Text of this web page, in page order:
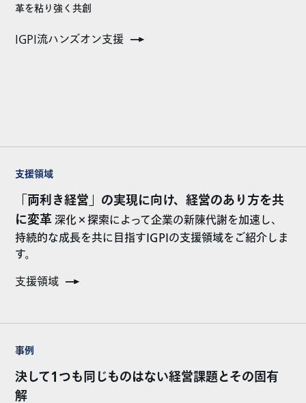
革を粘り強く共創
IGPI流ハンズオン支援
支援領域
「両利き経営」の実現に向け、経営のあり方を共
に変革深化×探索によって企業の新陳代謝を加速し、
持続的な成長を共に目指すIGPIの支援領域をご紹介しま
す。
支援領域
事例
決して1つも同じものはない経営課題とその固有
解